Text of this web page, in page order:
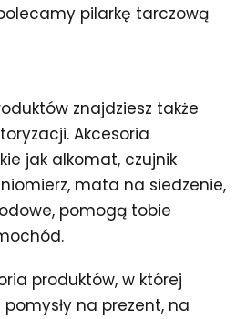
pilarkę tarczową
znajdziesz także
Akcesoria
jak alkomat, czujnik
mata na siedzenie,
pomogą tobie
produktów, w której
na prezent, na